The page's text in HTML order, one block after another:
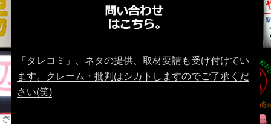
「タレコミ」、ネタの提供、取材要請も受け付けてい
ます。クレーム・批判はシカトしますのでご了承くだ
さい(笑)